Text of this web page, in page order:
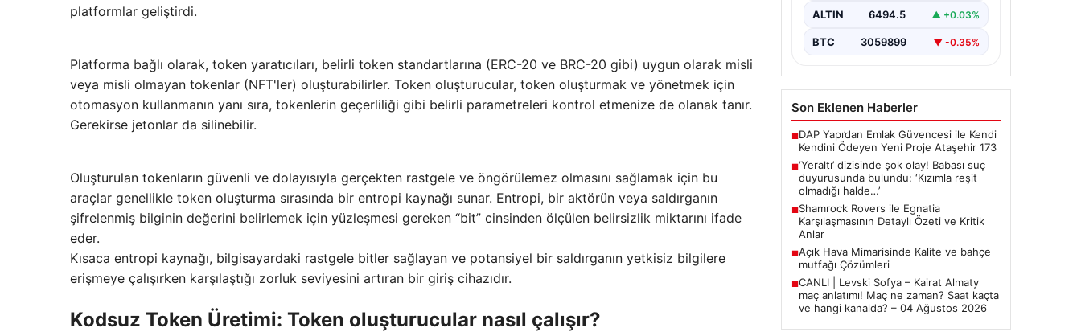
platformlar geliştirdi.
Platforma bağlı olarak, token yaratıcıları, belirli token standartlarına (ERC-20 ve BRC-20 gibi) uygun olarak misli
veya misli olmayan tokenlar (NFT'ler) oluşturabilirler. Token oluşturucular, token oluşturmak ve yönetmek için
otomasyon kullanmanın yanı sıra, tokenlerin geçerliliği gibi belirli parametreleri kontrol etmenize de olanak tanır.
Gerekirse jetonlar da silinebilir.
Oluşturulan tokenların güvenli ve dolayısıyla gerçekten rastgele ve öngörülemez olmasını sağlamak için bu
araçlar genellikle token oluşturma sırasında bir entropi kaynağı sunar. Entropi, bir aktörün veya saldırganın
şifrelenmiş bilginin değerini belirlemek için yüzleşmesi gereken “bit” cinsinden ölçülen belirsizlik miktarını ifade
eder.
Kısaca entropi kaynağı, bilgisayardaki rastgele bitler sağlayan ve potansiyel bir saldırganın yetkisiz bilgilere
erişmeye çalışırken karşılaştığı zorluk seviyesini artıran bir giriş cihazıdır.
Kodsuz Token Üretimi: Token oluşturucular nasıl çalışır?
ALTIN 6494.5 ▲ +0.03%
BTC 3059899 ▼ -0.35%
Son Eklenen Haberler
■DAP Yapı’dan Emlak Güvencesi ile Kendi
Kendini Ödeyen Yeni Proje Ataşehir 173
■‘Yeraltı’ dizisinde şok olay! Babası suç
duyurusunda bulundu: ‘Kızımla reşit
olmadığı halde…’
■Shamrock Rovers ile Egnatia
Karşılaşmasının Detaylı Özeti ve Kritik
Anlar
■Açık Hava Mimarisinde Kalite ve bahçe
mutfağı Çözümleri
■CANLI | Levski Sofya – Kairat Almaty
maç anlatımı! Maç ne zaman? Saat kaçta
ve hangi kanalda? – 04 Ağustos 2026